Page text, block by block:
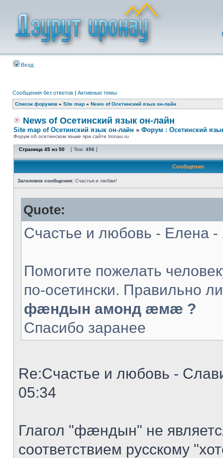
Вход
Сообщения без ответов | Активные темы
Список форумов » Site map » News of Осетинский язык он-лайн
News of Осетинский язык он-лайн
Site map of Осетинский язык он-лайн » Форум : Осетинский
Форум об осетинском языке при сайте Ironau.ru
Страница 45 из 50 [ Тем: 496 ]
Сообщение
Заголовок сообщения: Счастья и любви!
Quote:
Счастье и любовь - Елена -
Помогите пожелать
по-осетински. Правильно
фæндын амонд æмæ ?
Спасибо заранее
Re:Счастье и любовь -
05:34
Глагол "фæндын" не
соответствием русскому